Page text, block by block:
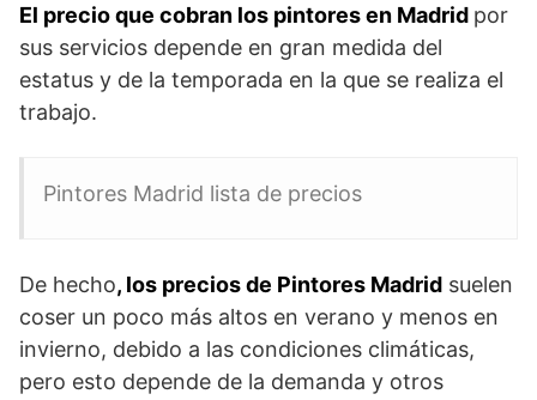
El precio que cobran los pintores en Madrid por
sus servicios depende en gran medida del
estatus y de la temporada en la que se realiza el
trabajo.
Pintores Madrid lista de precios
De hecho, los precios de Pintores Madrid suelen
coser un poco más altos en verano y menos en
invierno, debido a las condiciones climáticas,
pero esto depende de la demanda y otros